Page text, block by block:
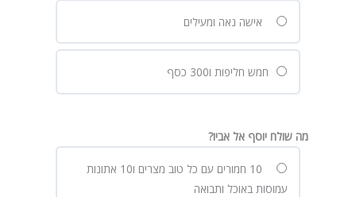
אישה נאה ומעילים
חמש חליפות ו300 כסף
מה שולח יוסף אל אביו?
10 חמורים עם כל טוב מצרים ו10 אתונות
עמוסות באוכל ותבואה